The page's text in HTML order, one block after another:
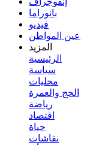
بانوراما
فيديو
عين المواطن
المزيد
الرئيسية
سياسة
محليات
الحج والعمرة
رياضة
اقتصاد
حياة
نقاشات